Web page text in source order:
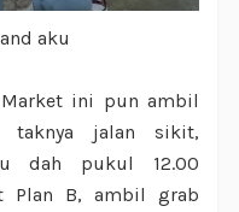
aku
ini pun ambil
taknya jalan sikit,
dah pukul 12.00
Plan B, ambil grab